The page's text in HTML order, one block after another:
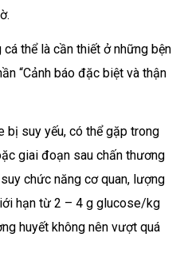
thể là cần thiết ở những bện
“Cảnh báo đặc biệt và thận
bị suy yếu, có thể gặp trong
giai đoạn sau chấn thương
chức năng cơ quan, lượng
hạn từ 2 – 4 g glucose/kg
huyết không nên vượt quá